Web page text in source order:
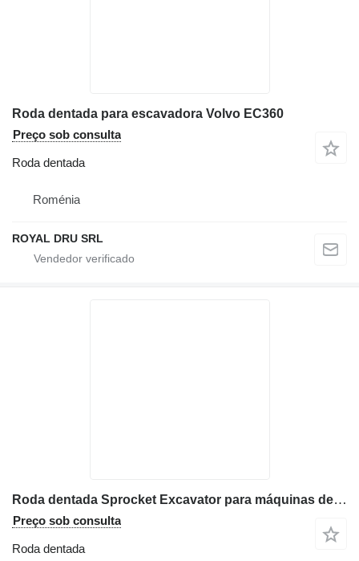
Roda dentada para escavadora Volvo EC360
Preço sob consulta
Roda dentada
Roménia
ROYAL DRU SRL
Roda dentada Sprocket Excavator para máquinas de construção Volvo
Preço sob consulta
Roda dentada